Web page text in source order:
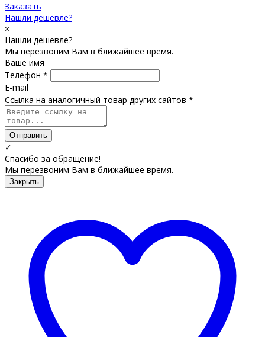
Заказать
Нашли дешевле?
×
Нашли дешевле?
Мы перезвоним Вам в ближайшее время.
Ваше имя
Телефон *
E-mail
Ссылка на аналогичный товар других сайтов *
Отправить
✓
Спасибо за обращение!
Мы перезвоним Вам в ближайшее время.
Закрыть